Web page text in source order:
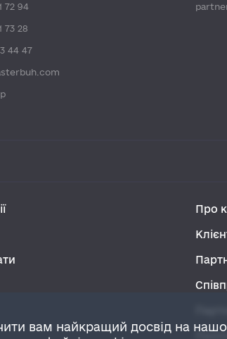
72 94
73 28
44 47
Про
вам найкращий досвід на